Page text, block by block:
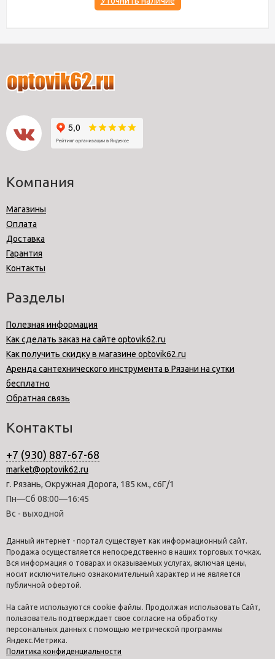
Компания
Магазины
Оплата
Доставка
Гарантия
Контакты
Разделы
Полезная информация
Как сделать заказ на сайте optovik62.ru
Как получить скидку в магазине optovik62.ru
Аренда сантехнического инструмента в Рязани на сутки
бесплатно
Обратная связь
Контакты
+7 (930) 887-67-68
market@optovik62.ru
г. Рязань, Окружная Дорога, 185 км., с6Г/1
Пн—Сб 08:00—16:45
Вс - выходной
Данный интернет - портал существует как информационный сайт.
Продажа осуществляется непосредственно в наших торговых точках.
Вся информация о товарах и оказываемых услугах, включая цены,
носит исключительно ознакомительный характер и не является
публичной офертой.
На сайте используются cookie файлы. Продолжая использовать Сайт,
пользователь подтверждает свое согласие на обработку
персональных данных с помощью метрической программы
Яндекс.Метрика.
Политика конфиденциальности